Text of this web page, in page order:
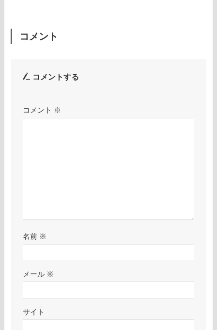
コメント
コメントする
コメント ※
名前 ※
メール ※
サイト